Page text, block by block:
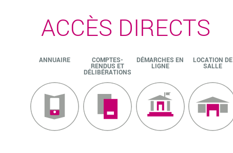
ACCÈS DIRECTS
ANNUAIRE COMPTES-
RENDUS ET
DÉLIBÉRATIONS
DÉMARCHES EN
LIGNE
LOCATION DE
SALLE